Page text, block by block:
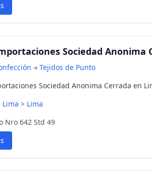
Sociedad Anonima
Tejidos de Punto
Sociedad Anonima Cerrada en
Lima > Lima
Nro 642 Std 49